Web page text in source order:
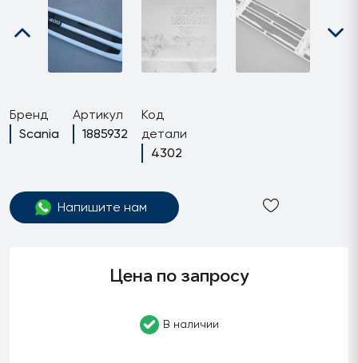
Бренд
Scania
Артикул
1885932
Код
детали
4302
Напишите нам
Цена по запросу
В наличии